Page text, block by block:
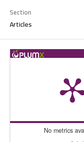
Section
Articles
No metrics